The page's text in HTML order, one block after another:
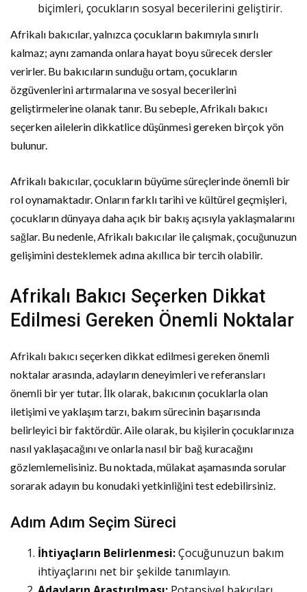
biçimleri, çocukların sosyal becerilerini geliştirir.
Afrikalı bakıcılar, yalnızca çocukların bakımıyla sınırlı
kalmaz; aynı zamanda onlara hayat boyu sürecek dersler
verirler. Bu bakıcıların sunduğu ortam, çocukların
özgüvenlerini artırmalarına ve sosyal becerilerini
geliştirmelerine olanak tanır. Bu sebeple, Afrikalı bakıcı
seçerken ailelerin dikkatlice düşünmesi gereken birçok yön
bulunur.
Afrikalı bakıcılar, çocukların büyüme süreçlerinde önemli bir
rol oynamaktadır. Onların farklı tarihi ve kültürel geçmişleri,
çocukların dünyaya daha açık bir bakış açısıyla yaklaşmalarını
sağlar. Bu nedenle, Afrikalı bakıcılar ile çalışmak, çocuğunuzun
gelişimini desteklemek adına akıllıca bir tercih olabilir.
Afrikalı Bakıcı Seçerken Dikkat
Edilmesi Gereken Önemli Noktalar
Afrikalı bakıcı seçerken dikkat edilmesi gereken önemli
noktalar arasında, adayların deneyimleri ve referansları
önemli bir yer tutar. İlk olarak, bakıcının çocuklarla olan
iletişimi ve yaklaşım tarzı, bakım sürecinin başarısında
belirleyici bir faktördür. Aile olarak, bu kişilerin çocuklarınıza
nasıl yaklaşacağını ve onlarla nasıl bir bağ kuracağını
gözlemlemelisiniz. Bu noktada, mülakat aşamasında sorular
sorarak adayın bu konudaki yetkinliğini test edebilirsiniz.
Adım Adım Seçim Süreci
İhtiyaçların Belirlenmesi:Çocuğunuzun bakım
ihtiyaçlarını net bir şekilde tanımlayın.